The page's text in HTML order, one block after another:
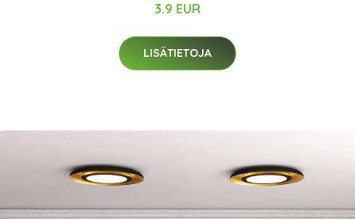
3.9 EUR
LISÄTIETOJA